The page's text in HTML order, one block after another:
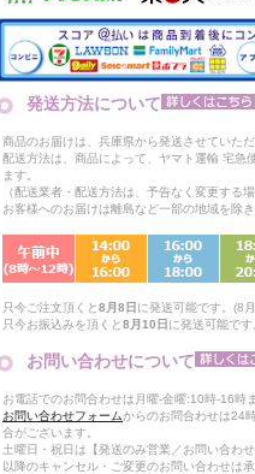
発送方法について
商品のお届けは、兵庫県から発送させていただ
配送方法は、商品によって、ヤマト運輸 宅急
ます。
（配送業者・配送方法は、予告なく変更する
お客様へのお届けは離島など一部の地域を除
只今ご注文頂くと8月8日 に発送可能です。(8
只今お振込みを頂くと8月10日 に発送可能で
お問い合わせについて
お電話でのお問合わせは月曜-金曜:10時-16時
お問い合わせフォームからのお問合わせは24
合がございます。
土曜日・祝日は【発送のみ営業／お問い合
以降のキャンセル・ご変更のお問い合わせは承